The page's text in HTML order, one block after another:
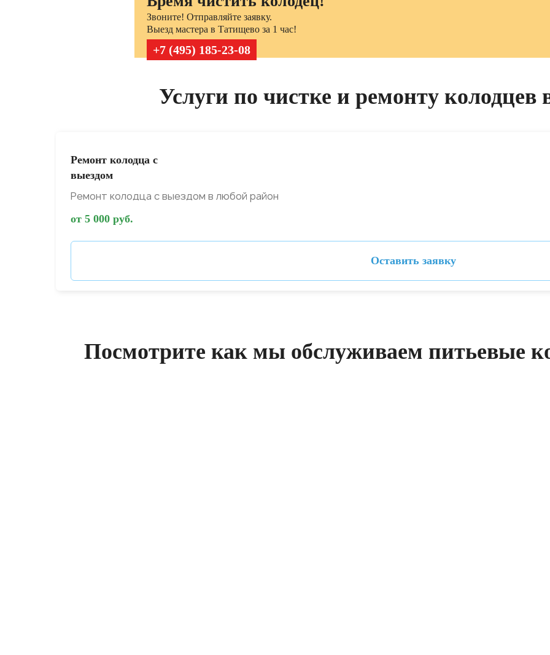
Звоните! Отправляйте заявку.
Выезд мастера в Татищево за 1 час!
+7 (495) 185-23-08
Услуги по чистке и ремонту колодцев
Ремонт колодца с
выездом
Ремонт колодца с выездом в любой район
от 5 000 руб.
Оставить заявку
Посмотрите как мы обслуживаем питьевые